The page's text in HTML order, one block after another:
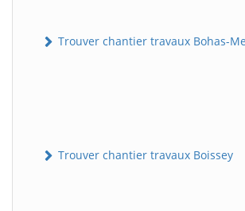
Trouver chantier travaux Bohas-
Trouver chantier travaux Boissey